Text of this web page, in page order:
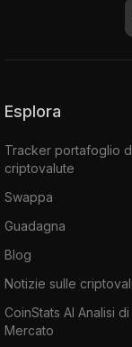
Esplora
Tracker portafoglio
criptovalute
Swappa
Guadagna
Blog
Notizie sulle
CoinStats AI Analisi di
Mercato